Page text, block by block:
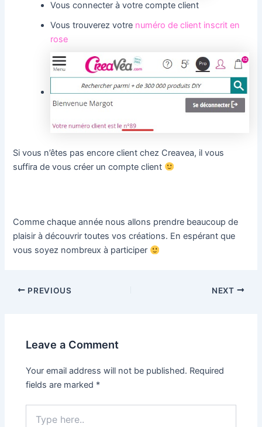
Vous connecter à votre compte client
Vous trouverez votre numéro de client inscrit en
rose
Si vous n’êtes pas encore client chez Creavea, il vous
suffira de vous créer un compte client
Comme chaque année nous allons prendre beaucoup de
plaisir à découvrir toutes vos créations. En espérant que
vous soyez nombreux à participer
Post
PREVIOUS NEXT
Leave a Comment
Your email address will not be published. Required
fields are marked *
here..